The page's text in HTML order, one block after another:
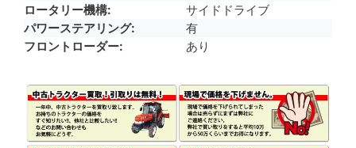
ロータリー機構
サイドドライブ
パワーステアリング
有
フロントローダー
あり